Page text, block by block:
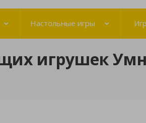
Настольные игры
игрушек